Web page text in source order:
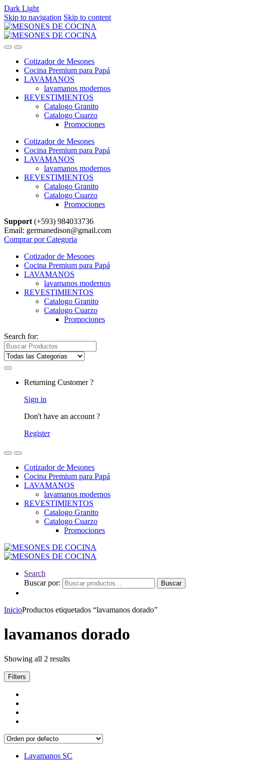
Dark Light
Skip to navigation Skip to content
Cotizador de Mesones
Cocina Premium para Papá
LAVAMANOS
lavamanos modernos
REVESTIMIENTOS
Catalogo Granito
Catalogo Cuarzo
Promociones
Cotizador de Mesones
Cocina Premium para Papá
LAVAMANOS
lavamanos modernos
REVESTIMIENTOS
Catalogo Granito
Catalogo Cuarzo
Promociones
Support (+593) 984033736
Email: germanedison@gmail.com
Comprar por Categoria
Cotizador de Mesones
Cocina Premium para Papá
LAVAMANOS
lavamanos modernos
REVESTIMIENTOS
Catalogo Granito
Catalogo Cuarzo
Promociones
Search for:
Returning Customer ?
Sign in
Don't have an account ?
Register
Cotizador de Mesones
Cocina Premium para Papá
LAVAMANOS
lavamanos modernos
REVESTIMIENTOS
Catalogo Granito
Catalogo Cuarzo
Promociones
Search
Buscar por:
Buscar
InicioProductos etiquetados “lavamanos dorado”
lavamanos dorado
Showing all 2 results
Filters
Lavamanos SC